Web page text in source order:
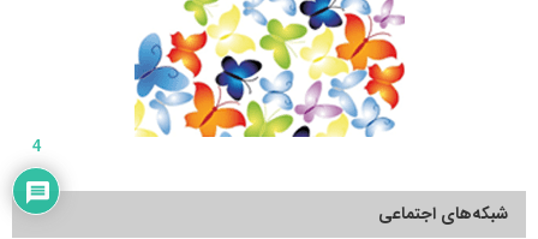
شبکه‌های اجتماعی
4